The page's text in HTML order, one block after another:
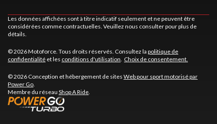
Les données affichées sont à titre indicatif seulement et ne peuvent être
considérées comme contractuelles. Veuillez nous consulter pour plus de
détails.
© 2026 Motoforce. Tous droits réservés. Consultez la politique de
confidentialité et les conditions d'utilisation. Choix de consentement.
© 2026 Conception et hébergement de sites Web pour sport motorisé par
Power Go.
Membre du réseau Shop A Ride.